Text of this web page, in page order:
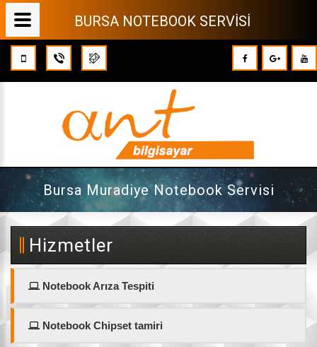
Bursa Muradiye Notebook Servisi
Hizmetler
Notebook Arıza Tespiti
Notebook Chipset tamiri
BURSA NOTEBOOK SERVİSİ